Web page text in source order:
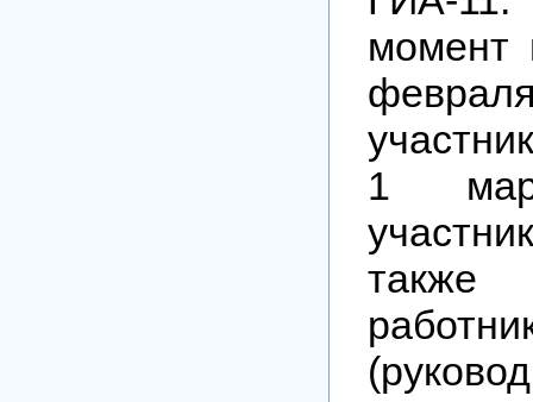
момент
1
также